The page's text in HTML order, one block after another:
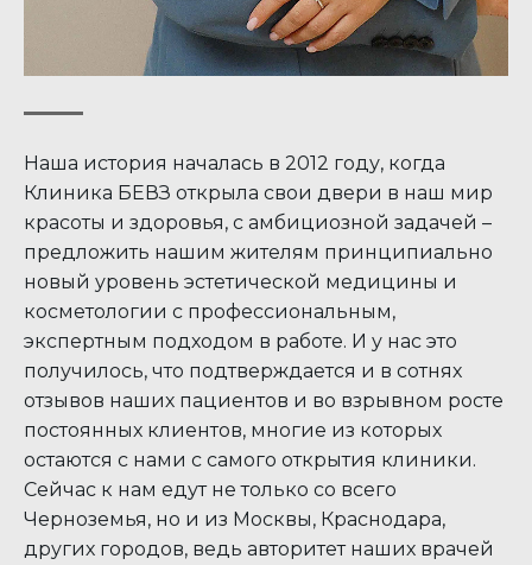
Наша история началась в 2012 году, когда
Клиника БЕВЗ открыла свои двери в наш мир
красоты и здоровья, с амбициозной задачей –
предложить нашим жителям принципиально
новый уровень эстетической медицины и
косметологии с профессиональным,
экспертным подходом в работе. И у нас это
получилось, что подтверждается и в сотнях
отзывов наших пациентов и во взрывном росте
постоянных клиентов, многие из которых
остаются с нами с самого открытия клиники.
Сейчас к нам едут не только со всего
Черноземья, но и из Москвы, Краснодара,
других городов, ведь авторитет наших врачей